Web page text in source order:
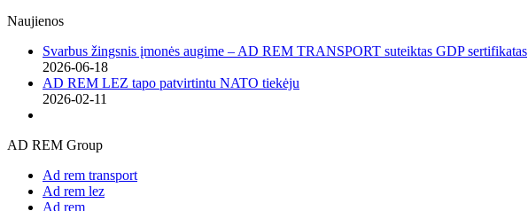
Naujienos
Svarbus žingsnis įmonės augime – AD REM TRANSPORT suteiktas GDP sertifikatas
2026-06-18
AD REM LEZ tapo patvirtintu NATO tiekėju
2026-02-11
AD REM Group
Ad rem transport
Ad rem lez
Ad rem